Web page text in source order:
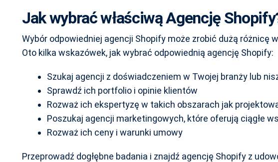
Jak wybrać właściwą Agencję
Wybór odpowiedniej agencji Shopify może zrobić dużą różnicę
Oto kilka wskazówek, jak wybrać odpowiednią agencję Shopify:
Szukaj agencji z doświadczeniem w Twojej branży lub
Sprawdź ich portfolio i opinie klientów
Rozważ ich ekspertyzę w takich obszarach jak
Poszukaj agencji marketingowych, które oferują ciągłe
Rozważ ich ceny i warunki umowy
Przeprowadź dogłębne badania i znajdź agencję Shopify z